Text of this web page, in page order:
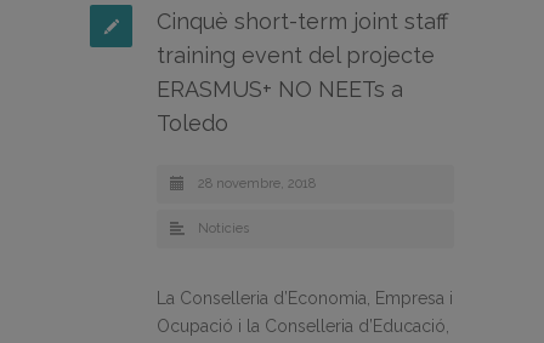
Cinquè short-term joint staff
training event del projecte
ERASMUS+ NO NEETs a
Toledo
28 novembre, 2018
Noticies
La Conselleria d’Economia, Empresa i
Ocupació i la Conselleria d’Educació,